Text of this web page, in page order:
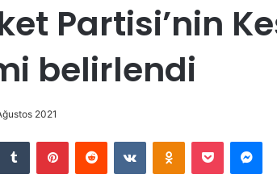
Partisi’nin
belirlendi
2021
Tumblr PinterestReddit VKontakteOdnoklassniki
Pocket